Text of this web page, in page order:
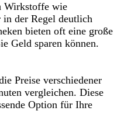
Wirkstoffe wie
in der Regel deutlich
bieten oft eine große
Geld sparen können.
Preise verschiedener
vergleichen. Diese
Option für Ihre